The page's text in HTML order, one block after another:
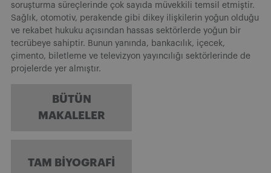
soruşturma süreçlerinde çok sayıda müvekkili temsil etmiştir.
Sağlık, otomotiv, perakende gibi dikey ilişkilerin yoğun olduğu
ve rekabet hukuku açısından hassas sektörlerde yoğun bir
tecrübeye sahiptir. Bunun yanında, bankacılık, içecek,
çimento, biletleme ve televizyon yayıncılığı sektörlerinde de
projelerde yer almıştır.
BÜTÜN
MAKALELER
TAM BIYOGRAFI